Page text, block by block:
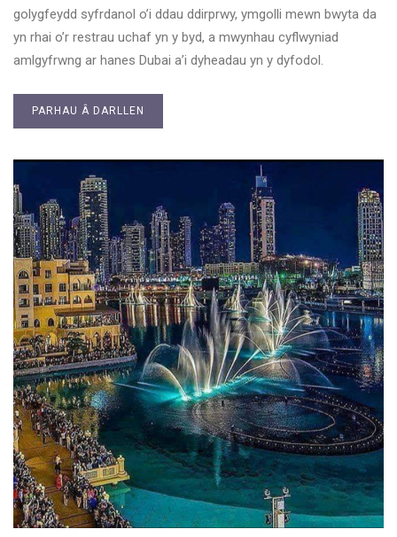
golygfeydd syfrdanol o’i ddau ddirprwy, ymgolli mewn bwyta da
yn rhai o’r restrau uchaf yn y byd, a mwynhau cyflwyniad
amlgyfrwng ar hanes Dubai a’i dyheadau yn y dyfodol.
PARHAU Â DARLLEN